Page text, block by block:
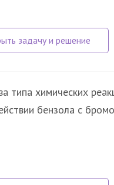
типа химических
бензола с